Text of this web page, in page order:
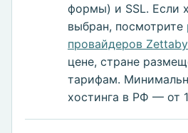
формы) и SSL. Если
выбран, посмотрите
провайдеров
цене, стране
тарифам.
хостинга в РФ — от